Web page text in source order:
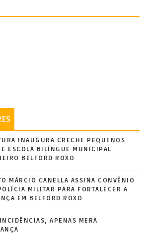
INAUGURA CRECHE PEQUENOS
E ESCOLA BILÍNGUE MUNICIPAL
BELFORD ROXO
MÁRCIO CANELLA ASSINA CONVÊNIO
MILITAR PARA FORTALECER A
EM BELFORD ROXO
APENAS MERA